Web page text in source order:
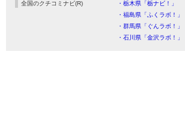
全国のクチコミナビ(R) ・栃木県「栃ナビ！」
・福島県「ふくラボ！」
・群馬県「ぐんラボ！」
・石川県「金沢ラボ！」